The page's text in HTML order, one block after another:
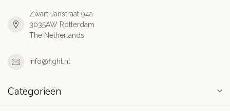
Zwart Janstraat 94a
3035AW Rotterdam
The Netherlands
info@fight.nl
Categorieën